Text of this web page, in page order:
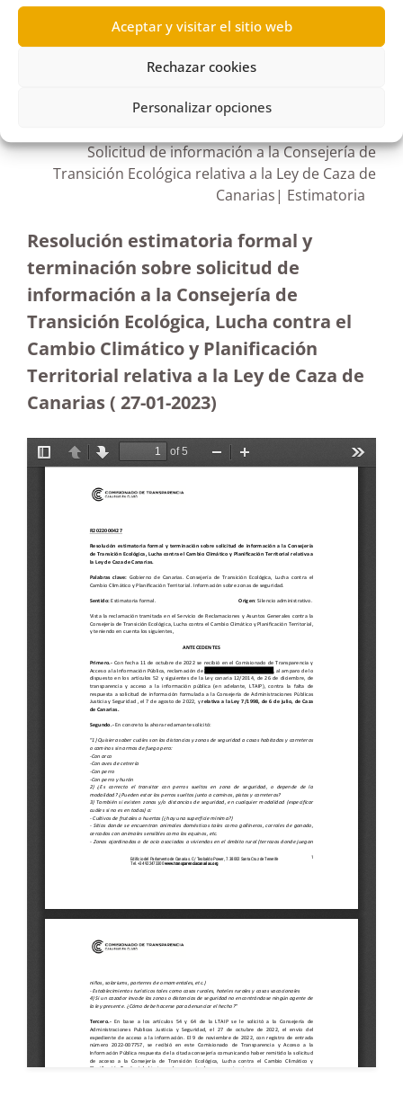
Aceptar y visitar el sitio web
Rechazar cookies
Personalizar opciones
Solicitud de información a la Consejería de
Transición Ecológica relativa a la Ley de Caza de
Canarias| Estimatoria
Resolución estimatoria formal y
terminación sobre solicitud de
información a la Consejería de
Transición Ecológica, Lucha contra el
Cambio Climático y Planificación
Territorial relativa a la Ley de Caza de
Canarias ( 27-01-2023)